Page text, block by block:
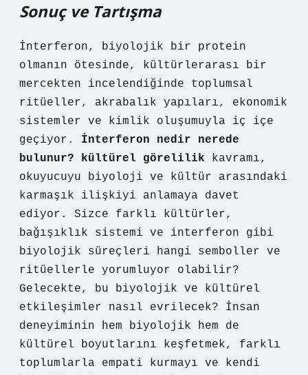
Sonuç ve Tartışma
İnterferon, biyolojik bir protein
olmanın ötesinde, kültürlerarası bir
mercekten incelendiğinde toplumsal
ritüeller, akrabalık yapıları, ekonomik
sistemler ve kimlik oluşumuyla iç içe
geçiyor. İnterferon nedir nerede
bulunur? kültürel görelilik kavramı,
okuyucuyu biyoloji ve kültür arasındaki
karmaşık ilişkiyi anlamaya davet
ediyor. Sizce farklı kültürler,
bağışıklık sistemi ve interferon gibi
biyolojik süreçleri hangi semboller ve
ritüellerle yorumluyor olabilir?
Gelecekte, bu biyolojik ve kültürel
etkileşimler nasıl evrilecek? İnsan
deneyiminin hem biyolojik hem de
kültürel boyutlarını keşfetmek, farklı
toplumlarla empati kurmayı ve kendi